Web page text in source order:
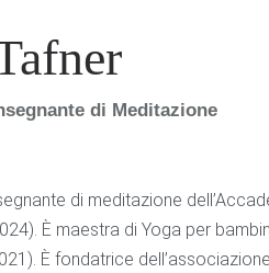
di Meditazione
di meditazione
È maestra di Yoga per
È fondatrice